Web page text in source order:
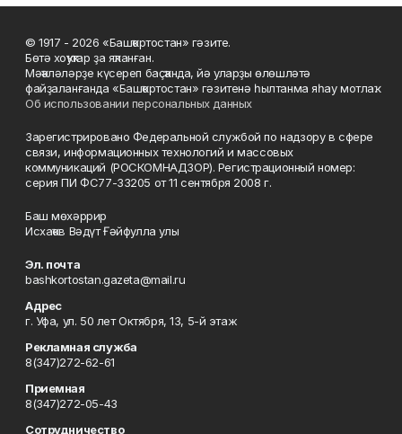
© 1917 - 2026 «Башҡортостан» гәзите.
Бөтә хоҡуҡтар ҙа яҡланған.
Мәҡәләләрҙе күсереп баҫҡанда, йә уларҙы өлөшләтә
файҙаланғанда «Башҡортостан» гәзитенә һылтанма яһау мотлаҡ.
Об использовании персональных данных
Зарегистрировано Федеральной службой по надзору в сфере
связи, информационных технологий и массовых
коммуникаций (РОСКОМНАДЗОР). Регистрационный номер:
серия ПИ ФС77-33205 от 11 сентября 2008 г.
Баш мөхәррир
Исхаҡов Вәдүт Ғәйфулла улы
Эл. почта
bashkortostan.gazeta@mail.ru
Адрес
г. Уфа, ул. 50 лет Октября, 13, 5-й этаж
Рекламная служба
8(347)272-62-61
Приемная
8(347)272-05-43
Сотрудничество